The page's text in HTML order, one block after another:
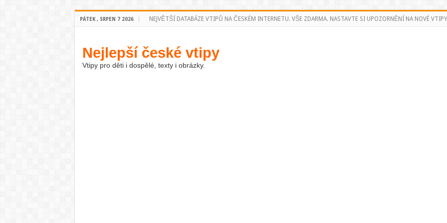
PÁTEK , SRPEN 7 2026 NEJVĚTŠÍ DATABÁZE VTIPŮ NA ČESKÉM INTERNETU. VŠE ZDARMA. NASTAVTE SI UPOZORNĚNÍ NA NOVÉ
Nejlepší české vtipy
Vtipy pro děti i dospělé, texty i obrázky.